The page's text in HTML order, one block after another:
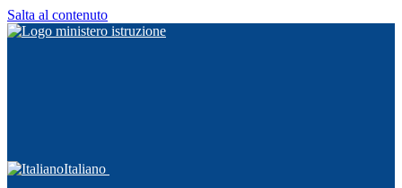
Salta al contenuto
Italiano